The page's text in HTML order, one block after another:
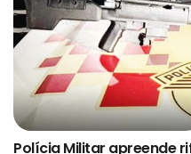
Polícia Militar apreende